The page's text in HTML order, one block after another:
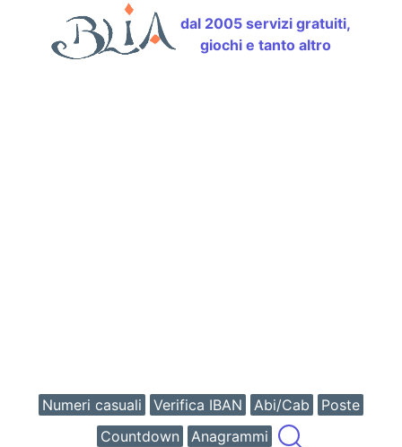
dal 2005 servizi gratuiti,
giochi e tanto altro
Numeri casuali Verifica IBAN Abi/Cab
Poste
Countdown
Anagrammi